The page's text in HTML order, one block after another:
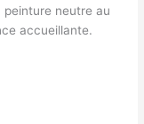
neutre au
accueillante.